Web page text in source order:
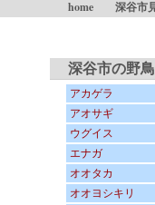
home 深谷市
深谷市の野鳥
アカゲラ
アオサギ
ウグイス
エナガ
オオタカ
オオヨシキリ